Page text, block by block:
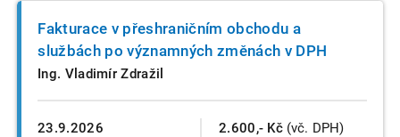
23.9.2026
Fakturace v přeshraničním obchodu a
službách po významných změnách v DPH
Ing. Vladimír Zdražil
2.600,- Kč (vč. DPH)